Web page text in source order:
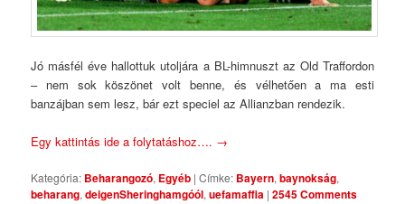
Jó másfél éve hallottuk utoljára a BL-himnuszt az Old Traffordon
– nem sok köszönet volt benne, és vélhetően a ma esti
banzájban sem lesz, bár ezt speciel az Allianzban rendezik.
Egy kattintás ide a folytatáshoz…. →
Kategória: Beharangozó, Egyéb |Címke: Bayern,baynokság,
beharang,deigenSheringhamgóól,uefamaffia |2545 Comments